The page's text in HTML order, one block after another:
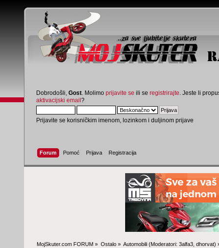
Dobrodošli, Gost . Molimo prijavite se ili se registrirajte . Jeste li
aktivacijski email?
Prijavite se korisničkim imenom, lozinkom i duljinom prijave
Forum Pomoć Prijava Registracija
MojSkuter.com FORUM » Ostalo» Automobili(Moderatori: 3alfa3, dhorvat)